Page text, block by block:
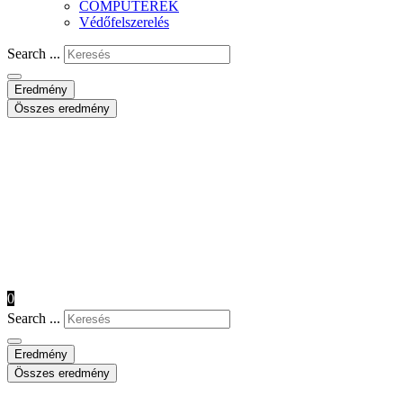
COMPUTEREK
Védőfelszerelés
Search ...
Eredmény
Összes eredmény
0
Search ...
Eredmény
Összes eredmény